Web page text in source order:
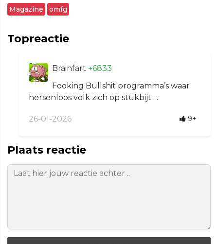
Magazine omfg
Topreactie
Brainfart +6833
Fooking Bullshit programma’s waar
hersenloos volk zich op stukbijt….
26-01-2026 9+
Plaats reactie